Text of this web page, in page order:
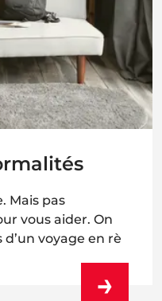
Mais pas
vous aider. On
voyage en rè